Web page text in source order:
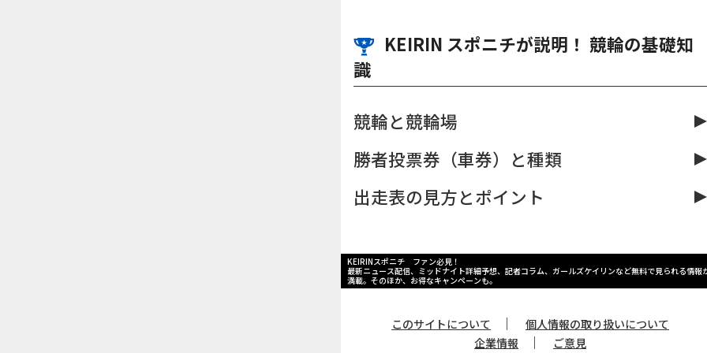
KEIRIN スポニチが説明！ 競輪の基礎知
識
競輪と競輪場
勝者投票券（車券）と種類
出走表の見方とポイント
KEIRINスポニチ ファン必見！
最新ニュース配信、ミッドナイト詳細予想、記者コラム、ガールズケイリンなど無料で見られる情報
満載。そのほか、お得なキャンペーンも。
このサイトについて ｜
個人情報の取り扱いについて
企業情報
｜ ご意見